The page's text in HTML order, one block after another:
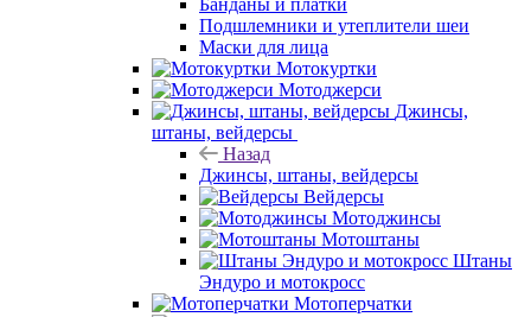
Банданы и платки
Подшлемники и утеплители шеи
Маски для лица
Мотокуртки
Мотоджерси
Джинсы,
штаны, вейдерсы
Назад
Джинсы, штаны, вейдерсы
Вейдерсы
Мотоджинсы
Мотоштаны
Штаны
Эндуро и мотокросс
Мотоперчатки